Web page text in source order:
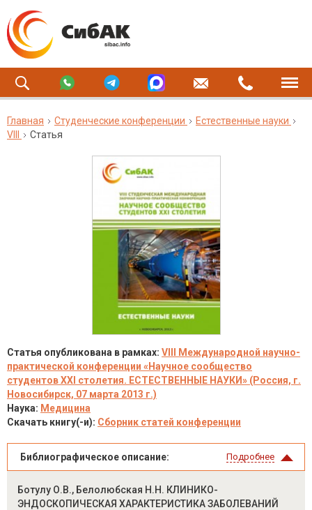
Главная Студенческие конференции
Естественные науки
VIII
Статья
Статья опубликована в рамках: VIII Международной научно-
практической конференции «Научное сообщество
студентов XXI столетия. ЕСТЕСТВЕННЫЕ НАУКИ» (Россия, г.
Новосибирск, 07 марта 2013 г.)
Наука: Медицина
Скачать книгу(-и): Сборник статей конференции
Библиографическое описание: Подробнее
Ботулу О.В., Белолюбская Н.Н. КЛИНИКО-
ЭНДОСКОПИЧЕСКАЯ ХАРАКТЕРИСТИКА ЗАБОЛЕВАНИЙ